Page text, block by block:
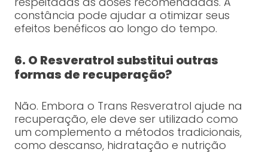
constância pode ajudar a otimizar seus
efeitos benéficos ao longo do tempo.
6. O Resveratrol substitui outras
formas de recuperação?
Não. Embora o Trans Resveratrol ajude na
recuperação, ele deve ser utilizado como
um complemento a métodos tradicionais,
como descanso, hidratação e nutrição